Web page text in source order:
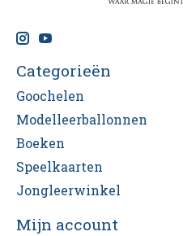
Categorieën
Goochelen
Modelleerballonnen
Boeken
Speelkaarten
Jongleerwinkel
Mijn account